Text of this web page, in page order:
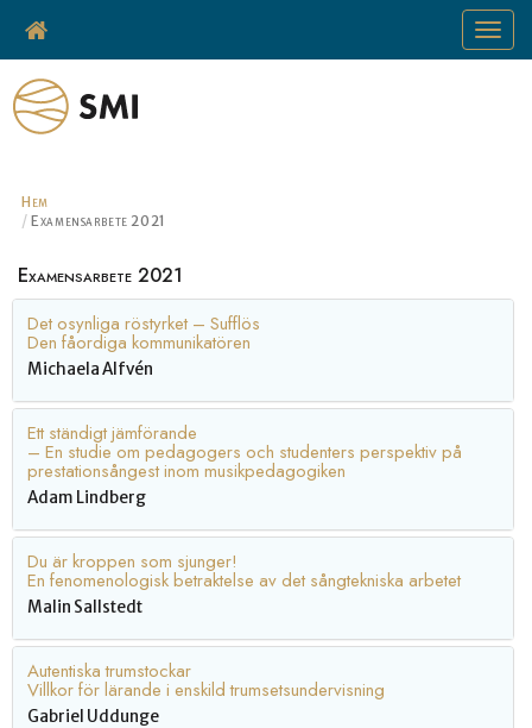
Toggle
Hem
Examensarbete 2021
Examensarbete 2021
Det osynliga röstyrket – Sufflös
Den fåordiga kommunikatören
Michaela Alfvén
Ett ständigt jämförande
– En studie om pedagogers och studenters perspektiv på
prestationsångest inom musikpedagogiken
Adam Lindberg
Du är kroppen som sjunger!
En fenomenologisk betraktelse av det sångtekniska arbetet
Malin Sallstedt
Autentiska trumstockar
Villkor för lärande i enskild trumsetsundervisning
Gabriel Uddunge